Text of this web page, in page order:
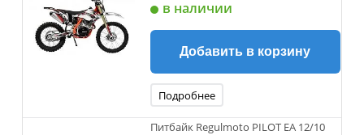
в наличии
Добавить в корзину
Подробнее
Питбайк Regulmoto PILOT EA 12/10